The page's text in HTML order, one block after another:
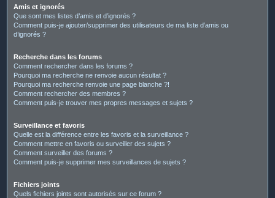
Amis et ignorés
Que sont mes listes d’amis et d’ignorés ?
Comment puis-je ajouter/supprimer des utilisateurs de ma liste d’amis ou
d’ignorés ?
Recherche dans les forums
Comment rechercher dans les forums ?
Pourquoi ma recherche ne renvoie aucun résultat ?
Pourquoi ma recherche renvoie une page blanche ?!
Comment rechercher des membres ?
Comment puis-je trouver mes propres messages et sujets ?
Surveillance et favoris
Quelle est la différence entre les favoris et la surveillance ?
Comment mettre en favoris ou surveiller des sujets ?
Comment surveiller des forums ?
Comment puis-je supprimer mes surveillances de sujets ?
Fichiers joints
Quels fichiers joints sont autorisés sur ce forum ?